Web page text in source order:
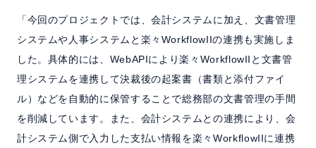
「今回のプロジェクトでは、会計システムに加え、文書管理
システムや人事システムと楽々WorkflowIIの連携も実施しま
した。具体的には、WebAPIにより楽々WorkflowIIと文書管
理システムを連携して決裁後の起案書（書類と添付ファイ
ル）などを自動的に保管することで総務部の文書管理の手間
を削減しています。また、会計システムとの連携により、会
計システム側で入力した支払い情報を楽々WorkflowIIに連携